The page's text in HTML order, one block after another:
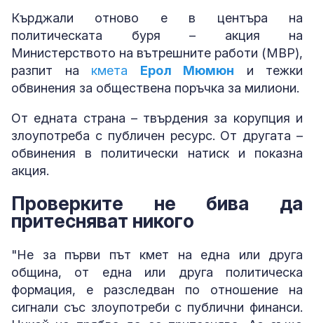
Кърджали отново е в центъра на
политическата буря – акция на
Министерството на вътрешните работи (МВР),
разпит на кмета Ерол Мюмюн и тежки
обвинения за обществена поръчка за милиони.
От едната страна – твърдения за корупция и
злоупотреба с публичен ресурс. От другата –
обвинения в политически натиск и показна
акция.
Проверките не бива да
притесняват никого
"Не за първи път кмет на една или друга
община, от една или друга политическа
формация, е разследван по отношение на
сигнали със злоупотреби с публични финанси.